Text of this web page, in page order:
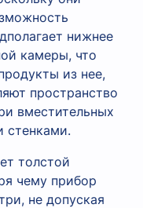
нижнее
камеры, что
из нее,
пространство
вместительных
стенками.
толстой
чему прибор
не допуская